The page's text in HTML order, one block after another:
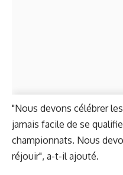
"Nous devons célébrer
jamais facile de se
championnats. Nous
réjouir", a-t-il ajouté.